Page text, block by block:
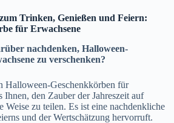
Trinken, Genießen und Feiern:
für Erwachsene
nachdenken, Halloween-
zu verschenken?
Halloween-Geschenkkörben für
Ihnen, den Zauber der Jahreszeit auf
Weise zu teilen. Es ist eine nachdenkliche
und der Wertschätzung hervorruft.